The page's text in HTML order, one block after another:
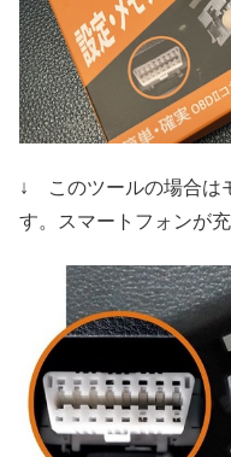
↓ このツールの場合は
す。スマートフォンが